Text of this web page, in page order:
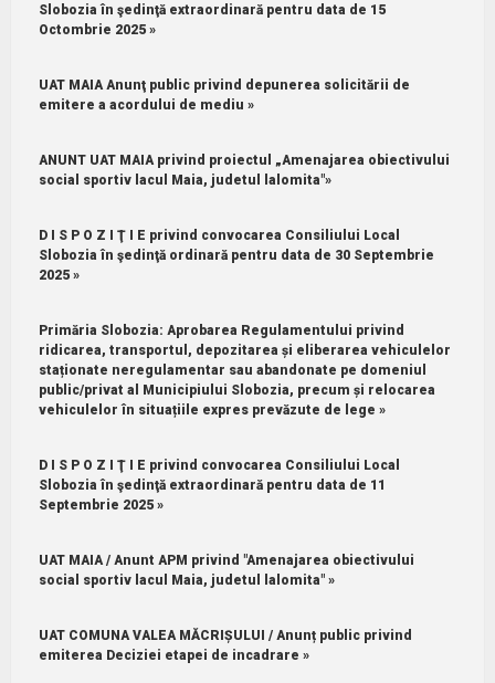
Slobozia în şedinţă extraordinară pentru data de 15
Octombrie 2025 »
UAT MAIA Anunţ public privind depunerea solicitării de
emitere a acordului de mediu »
ANUNT UAT MAIA privind proiectul „Amenajarea obiectivului
social sportiv lacul Maia, judetul lalomita"»
D I S P O Z I Ţ I E privind convocarea Consiliului Local
Slobozia în şedinţă ordinară pentru data de 30 Septembrie
2025 »
Primăria Slobozia: Aprobarea Regulamentului privind
ridicarea, transportul, depozitarea și eliberarea vehiculelor
staționate neregulamentar sau abandonate pe domeniul
public/privat al Municipiului Slobozia, precum și relocarea
vehiculelor în situațiile expres prevăzute de lege »
D I S P O Z I Ţ I E privind convocarea Consiliului Local
Slobozia în şedinţă extraordinară pentru data de 11
Septembrie 2025 »
UAT MAIA / Anunt APM privind "Amenajarea obiectivului
social sportiv lacul Maia, judetul lalomita" »
UAT COMUNA VALEA MĂCRIȘULUI / Anunț public privind
emiterea Deciziei etapei de incadrare »